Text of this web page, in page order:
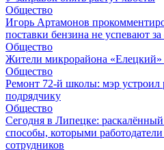
Общество
Игорь Артамонов
поставки бензина не успевают
Общество
Жители микрорайона «Елецкий»
Общество
Ремонт 72‑й школы: мэр устроил
подрядчику
Общество
Сегодня в Липецке:
способы, которыми
сотрудников